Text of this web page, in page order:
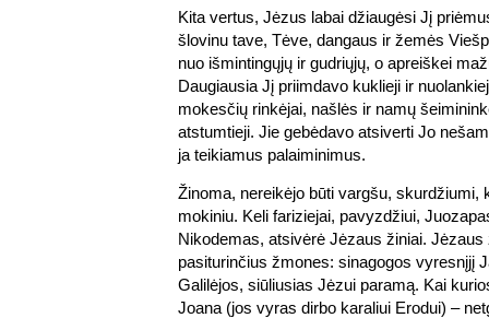
Kita vertus, Jėzus labai džiaugėsi Jį
šlovinu tave, Tėve, dangaus ir žemės
nuo išmintingųjų ir gudriųjų, o apreiškei
Daugiausia Jį priimdavo kuklieji ir
mokesčių rinkėjai, našlės ir namų
atstumtieji. Jie gebėdavo atsiverti Jo
ja teikiamus palaiminimus.
Žinoma, nereikėjo būti vargšu, skurdžiumi,
mokiniu. Keli fariziejai, pavyzdžiui,
Nikodemas, atsivėrė Jėzaus žiniai. Jėzaus
pasiturinčius žmones: sinagogos vyresnįjį
Galilėjos, siūliusias Jėzui paramą. Kai
Joana (jos vyras dirbo karaliui Erodui) –